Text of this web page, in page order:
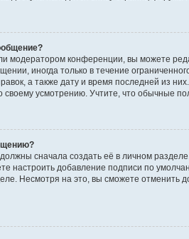
модератором конференции, вы можете
иногда только в течение
а также дату и время последней из
усмотрению. Учтите, что обычные
сначала создать её в личном
настроить добавление подписи по
Несмотря на это, вы сможете